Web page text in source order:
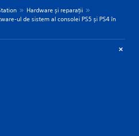
Hardware și reparații
ul de sistem al consolei PS5 și PS4 în